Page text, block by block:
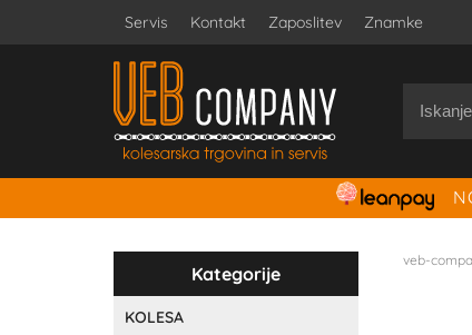
Servis Kontakt Zaposlitev Znamke
Kategorije
KOLESA
veb-